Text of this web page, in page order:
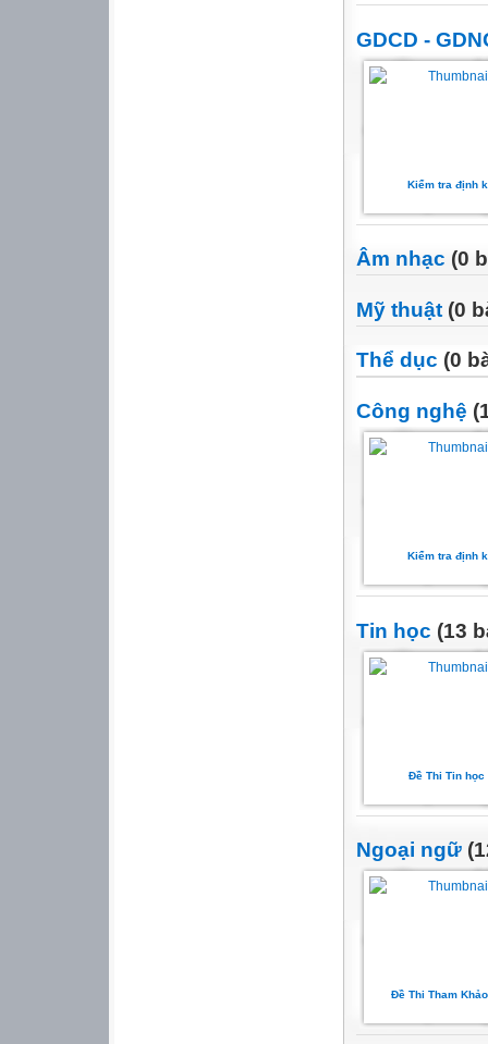
GDCD -
Kiểm tra định
Âm nhạc (0
Mỹ thuật (0
Thể dục (0
Công nghệ
Kiểm tra định
Tin học (13
Đề Thi Tin học
Ngoại ngữ
Đề Thi Tham